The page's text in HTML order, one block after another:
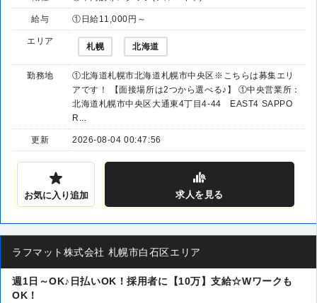
給与 ①日給11,000円～
エリア
札幌 北海道
勤務地
①北海道札幌市北海道札幌市中央区※こちらは募集エリ
アです！ 【面接場所は2つから選べる♪】 ①中央営業所：
北海道札幌市中央区大通東4丁目4-44 EAST4 SAPPO
R...
更新 2026-08-04 00:47:56
お気に入り追加 求人を見る
ラフマット株式会社 札幌市白石区エリア
週1日～OK♪日払いOK！採用者に【10万】支給☆Wワークも
OK！